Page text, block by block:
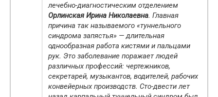
лечебно-диагностическим отделением
Орлинская Ирина Николаевна. Главная
причина так называемого «туннельного
синдрома запястья» — длительная
однообразная работа кистями и пальцами
рук. Это заболевание поражает людей
различных профессий: чертежников,
секретарей, музыкантов, водителей, рабочих
конвейерных производств. Сто-двести лет